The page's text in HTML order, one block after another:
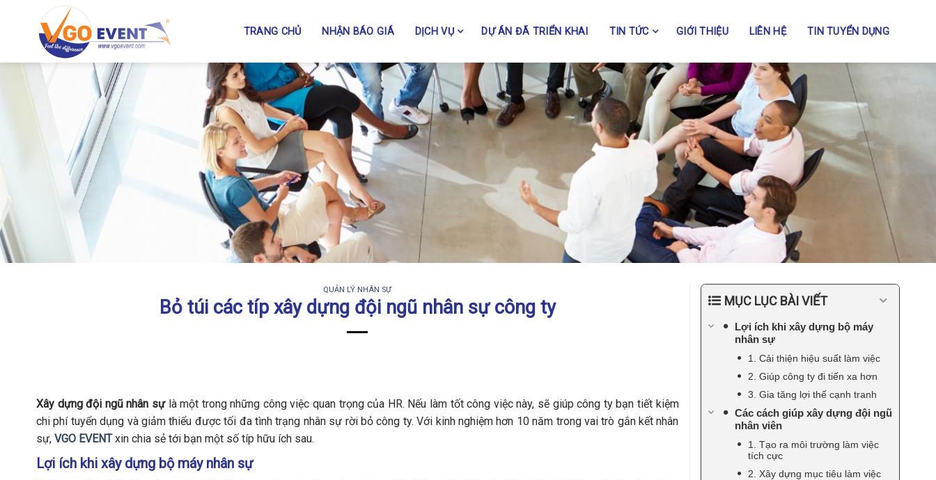
TRANG CHỦ NHẬN BÁO GIÁ DỊCH VỤ DỰ ÁN ĐÃ TRIỂN KHAI TIN TỨC GIỚI THIỆU LIÊN HỆ TIN TUYỂN DỤNG
QUẢN LÝ NHÂN SỰ
Bỏ túi các típ xây dựng đội ngũ nhân sự công ty
Xây dựng đội ngũ nhân sựlà một trong những công việc quan trọng của HR. Nếu làm tốt công việc này, sẽ giúp công ty bạn tiết kiệm
chi phí tuyển dụng và giảm thiểu được tối đa tình trạng nhân sự rời bỏ công ty. Với kinh nghiệm hơn 10 năm trong vai trò gắn kết nhân
sự, VGO EVENT xin chia sẻ tới bạn một số típ hữu ích sau.
Lợi ích khi xây dựng bộ máy nhân sự
MỤC LỤC BÀI VIẾT
Lợi ích khi xây dựng bộ máy
nhân sự
1. Cải thiện hiệu suất làm việc
2. Giúp công ty đi tiến xa hơn
3. Gia tăng lợi thế cạnh tranh
Các cách giúp xây dựng đội ngũ
nhân viên
1. Tạo ra môi trường làm việc
tích cực
2. Xây dựng mục tiêu làm việc